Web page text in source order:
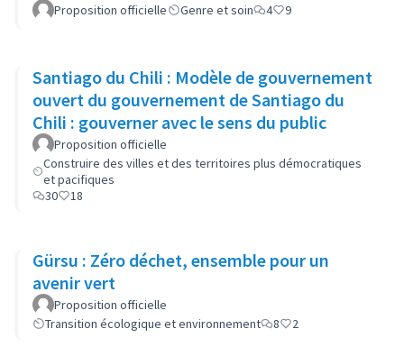
Proposition officielle Genre et soin 4 9
Santiago du Chili : Modèle de gouvernement
ouvert du gouvernement de Santiago du
Chili : gouverner avec le sens du public
Proposition officielle
Construire des villes et des territoires plus démocratiques
et pacifiques
30
18
Gürsu : Zéro déchet, ensemble pour un
avenir vert
Proposition officielle
Transition écologique et environnement
8 2